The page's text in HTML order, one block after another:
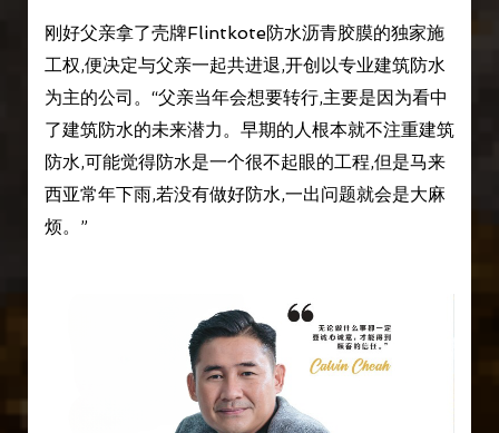
刚好父亲拿了壳牌Flintkote防水沥青胶膜的独家施
工权,便决定与父亲一起共进退,开创以专业建筑防水
为主的公司。“父亲当年会想要转行,主要是因为看中
了建筑防水的未来潜力。早期的人根本就不注重建筑
防水,可能觉得防水是一个很不起眼的工程,但是马来
西亚常年下雨,若没有做好防水,一出问题就会是大麻
烦。”